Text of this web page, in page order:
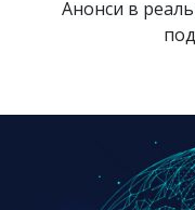
Анонси в